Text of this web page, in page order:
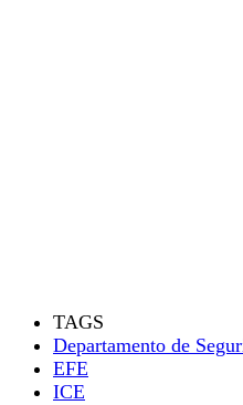
TAGS
Departamento de
EFE
ICE